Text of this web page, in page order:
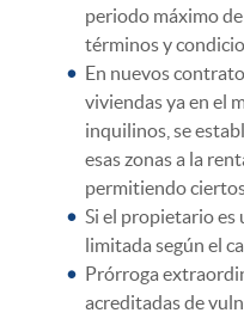
periodo máximo
términos y
En nuevos
viviendas ya en el
inquilinos, se
esas zonas a la
permitiendo
Si el propietario es
limitada según el
Prórroga
acreditadas de